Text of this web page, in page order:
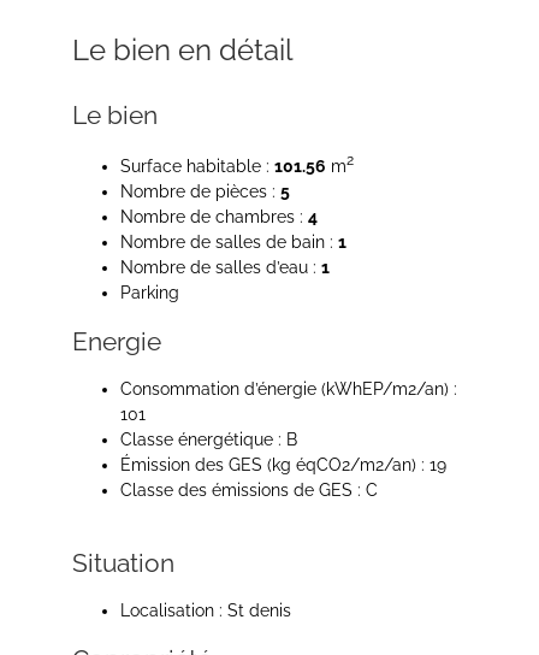
Le bien en détail
Le bien
Surface habitable : 101.56 m2
Nombre de pièces : 5
Nombre de chambres : 4
Nombre de salles de bain : 1
Nombre de salles d’eau : 1
Parking
Energie
Consommation d’énergie (kWhEP/m2/an) :
101
Classe énergétique : B
Émission des GES (kg éqCO2/m2/an) : 19
Classe des émissions de GES : C
Situation
Localisation : St denis